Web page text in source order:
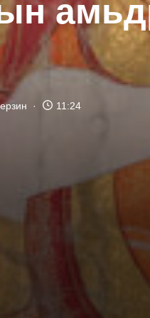
11:24